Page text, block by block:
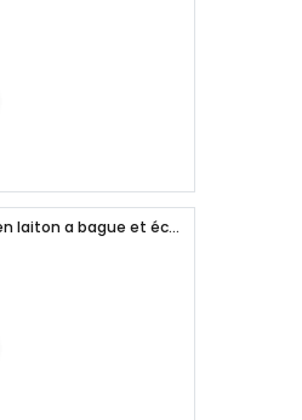
Raccord pneumatique Legris droit en laiton a bague et écrou T10 1/4" BSPT-M